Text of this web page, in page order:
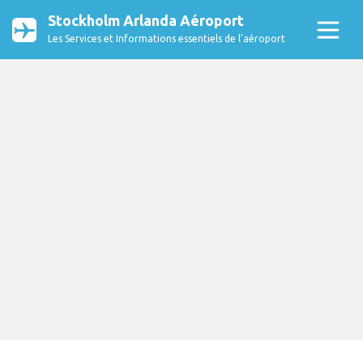
Stockholm Arlanda Aéroport
Les Services et Informations essentiels de l’aéroport